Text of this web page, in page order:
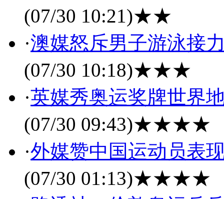
(07/30 10:21)★★
·澳媒怒斥男子游泳接
(07/30 10:18)★★★
·英媒秀奥运奖牌世界
(07/30 09:43)★★★★
·外媒赞中国运动员表
(07/30 01:13)★★★★